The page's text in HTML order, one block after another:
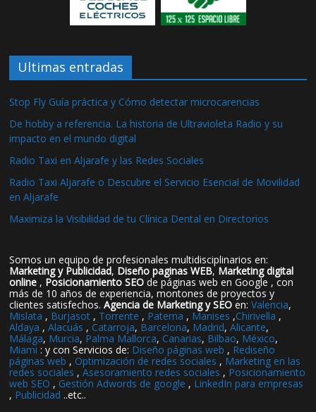
Ultimas entradas
Stop Fly Guía práctica y Cómo detectar microcarencias
De hobby a referencia. La historia de Ultravioleta Radio y su
impacto en el mundo digital
Radio Taxi en Aljarafe y las Redes Sociales
Radio Taxi Aljarafe o Descubre el Servicio Esencial de Movilidad
en Aljarafe
Maximiza la Visibilidad de tu Clínica Dental en Directorios
Somos un equipo de profesionales multidisciplinarios en:
Marketing y Publicidad, Diseño paginas WEB, Marketing digital
online , Posicionamiento SEO de páginas web en Google , con
más de 10 años de experiencia, montones de proyectos y
clientes satisfechos.Agencia de Marketing y SEO en:Valencia,
Mislata , Burjasot , Torrente , Paterna , Manises ,Chirivella ,
Aldaya ,Alacuás , Catarroja, Barcelona, Madrid,Alicante,
Málaga, Murcia, Palma Mallorca, Canarias, Bilbao, México,
Miami : y con Servicios de: Diseño páginas web , Rediseño
páginas web , Optimización de redes sociales , Marketing en las
redes sociales ,Asesoramiento redes sociales , Posicionamiento
web SEO , Gestión Adwords de google , LinkedIn para empresas
, Publicidad ..etc..